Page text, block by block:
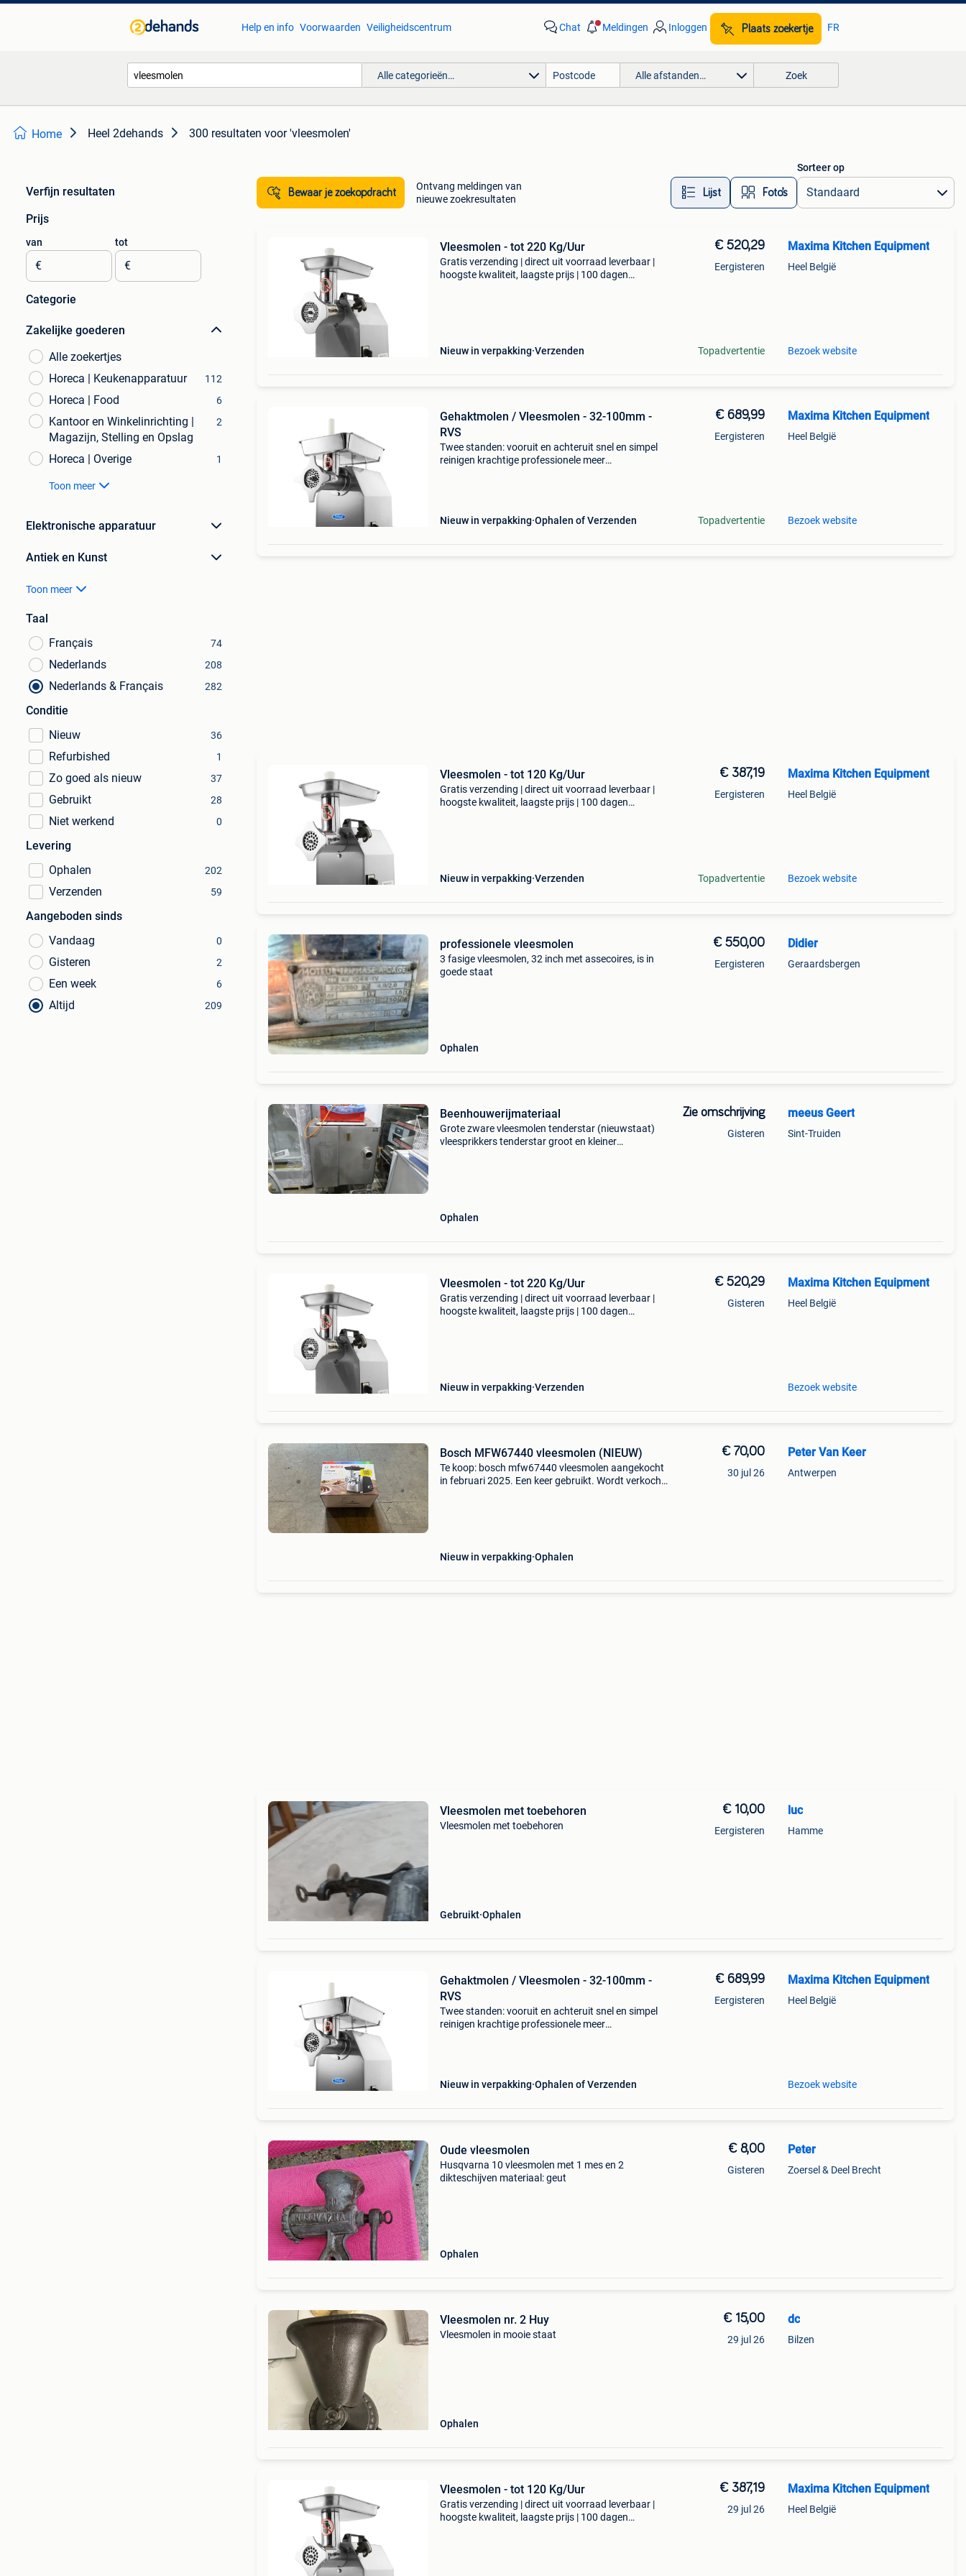
Help en info Voorwaarden Veiligheidscentrum Chat Meldingen Inloggen Plaats zoekertje FR
Alle categorieën… Alle afstanden… Zoek
Home Heel 2dehands 300 resultaten voor 'vleesmolen'
Verfijn resultaten
Prijs
van
€
tot
€
Categorie
Zakelijke goederen
Alle zoekertjes
Horeca | Keukenapparatuur
112
Horeca | Food 6
Kantoor en Winkelinrichting |
Magazijn, Stelling en Opslag
2
Horeca | Overige 1
Toon meer
Elektronische apparatuur
Antiek en Kunst
Toon meer
Taal
Français
74
Nederlands 208
Nederlands & Français 282
Conditie
Nieuw
36
Refurbished 1
Zo goed als nieuw 37
Gebruikt 28
Niet werkend 0
Levering
Ophalen
202
Verzenden 59
Aangeboden sinds
Vandaag
0
Gisteren 2
Een week 6
Altijd 209
Bewaar je zoekopdracht
Ontvang meldingen van
nieuwe zoekresultaten
Lijst Foto’s
Sorteer op
Vleesmolen - tot 220 Kg/Uur
Gratis verzending | direct uit voorraad leverbaar |
hoogste kwaliteit, laagste prijs | 100 dagen
Nieuw in verpakking Verzenden
€ 520,29
Eergisteren
Topadvertentie
Maxima Kitchen Equipment
Heel België
Bezoek website
Gehaktmolen / Vleesmolen - 32-100mm -
RVS
Twee standen: vooruit en achteruit snel en simpel
reinigen krachtige professionele meer
Nieuw in verpakking Ophalen of Verzenden
€ 689,99
Eergisteren
Topadvertentie
Maxima Kitchen Equipment
Heel België
Bezoek website
Vleesmolen - tot 120 Kg/Uur
Gratis verzending | direct uit voorraad leverbaar |
hoogste kwaliteit, laagste prijs | 100 dagen
Nieuw in verpakking Verzenden
€ 387,19
Eergisteren
Topadvertentie
Maxima Kitchen Equipment
Heel België
Bezoek website
professionele vleesmolen
3 fasige vleesmolen, 32 inch met assecoires, is in
goede staat
Ophalen
€ 550,00
Eergisteren
Didier
Geraardsbergen
Beenhouwerijmateriaal
Grote zware vleesmolen tenderstar (nieuwstaat)
vleesprikkers tenderstar groot en kleiner
Ophalen
Zie omschrijving
Gisteren
meeus Geert
Sint-Truiden
Vleesmolen - tot 220 Kg/Uur
Gratis verzending | direct uit voorraad leverbaar |
hoogste kwaliteit, laagste prijs | 100 dagen
Nieuw in verpakking Verzenden
€ 520,29
Gisteren
Maxima Kitchen Equipment
Heel België
Bezoek website
Bosch MFW67440 vleesmolen (NIEUW)
Te koop: bosch mfw67440 vleesmolen aangekocht
in februari 2025. Een keer gebruikt. Wordt verkocht
Nieuw in verpakking Ophalen
€ 70,00
30 jul 26
Peter Van Keer
Antwerpen
Vleesmolen met toebehoren
Vleesmolen met toebehoren
Gebruikt Ophalen
€ 10,00
Eergisteren
luc
Hamme
Gehaktmolen / Vleesmolen - 32-100mm -
RVS
Twee standen: vooruit en achteruit snel en simpel
reinigen krachtige professionele meer
Nieuw in verpakking Ophalen of Verzenden
€ 689,99
Eergisteren
Maxima Kitchen Equipment
Heel België
Bezoek website
Oude vleesmolen
Husqvarna 10 vleesmolen met 1 mes en 2
dikteschijven materiaal: geut
Ophalen
€ 8,00
Gisteren
Peter
Zoersel & Deel Brecht
Vleesmolen nr. 2 Huy
Vleesmolen in mooie staat
Ophalen
€ 15,00
29 jul 26
dc
Bilzen
Vleesmolen - tot 120 Kg/Uur
Gratis verzending | direct uit voorraad leverbaar |
hoogste kwaliteit, laagste prijs | 100 dagen
€ 387,19
29 jul 26
Maxima Kitchen Equipment
Heel België